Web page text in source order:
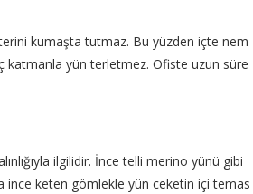
terini kumaşta tutmaz. Bu yüzden içte nem
katmanla yün terletmez. Ofiste uzun süre
ilgilidir. İnce telli merino yünü gibi
ince keten gömlekle yün ceketin içi temas